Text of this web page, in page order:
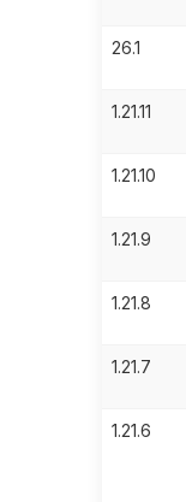
26.1
1.21.11
1.21.10
1.21.9
1.21.8
1.21.7
1.21.6